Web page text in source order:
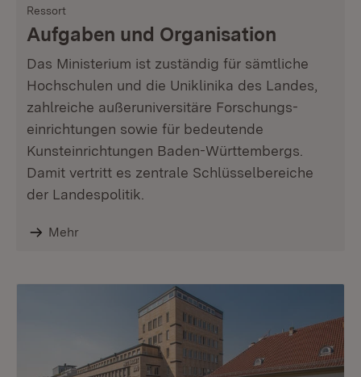
Ressort
Aufgaben und Organisation
Das Ministerium ist zuständig für sämtliche
Hochschulen und die Uniklinika des Landes,
zahlreiche außeruniversitäre Forschungs-
einrichtungen sowie für bedeutende
Kunsteinrichtungen Baden-Württembergs.
Damit vertritt es zentrale Schlüsselbereiche
der Landespolitik.
Mehr